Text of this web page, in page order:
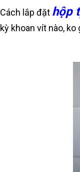
Cách lắp đặt hộp
kỳ khoan vít nào,